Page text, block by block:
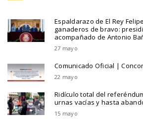
Espaldarazo de El Rey
ganaderos de bravo:
acompañado de Antonio
27 mayo
Comunicado Oficial |
22 mayo
Ridículo total del
urnas vacías y hasta
15 mayo